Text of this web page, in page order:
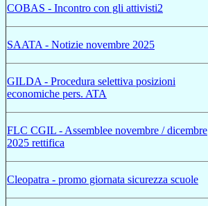
COBAS - Incontro con gli attivisti2
SAATA - Notizie novembre 2025
GILDA - Procedura selettiva posizioni
economiche pers. ATA
FLC CGIL - Assemblee novembre / dicembre
2025 rettifica
Cleopatra - promo giornata sicurezza scuole